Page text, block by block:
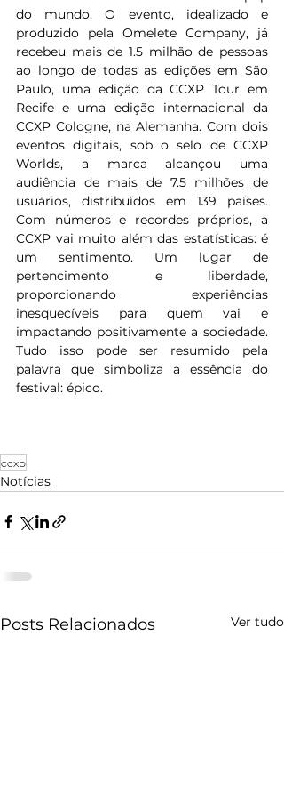
do mundo. O evento, idealizado e
produzido pela Omelete Company, já
recebeu mais de 1.5 milhão de pessoas
ao longo de todas as edições em São
Paulo, uma edição da CCXP Tour em
Recife e uma edição internacional da
CCXP Cologne, na Alemanha. Com dois
eventos digitais, sob o selo de CCXP
Worlds, a marca alcançou uma
audiência de mais de 7.5 milhões de
usuários, distribuídos em 139 países.
Com números e recordes próprios, a
CCXP vai muito além das estatísticas: é
um sentimento. Um lugar de
pertencimento e liberdade,
proporcionando experiências
inesquecíveis para quem vai e
impactando positivamente a sociedade.
Tudo isso pode ser resumido pela
palavra que simboliza a essência do
festival: épico.
ccxp
Notícias
Posts Relacionados Ver tudo